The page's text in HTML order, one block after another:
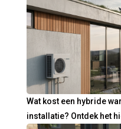
Wat kost een hybride
installatie? Ontdek het